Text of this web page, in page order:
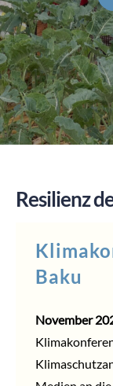
SPENDEN
Resilienz
Baku
November